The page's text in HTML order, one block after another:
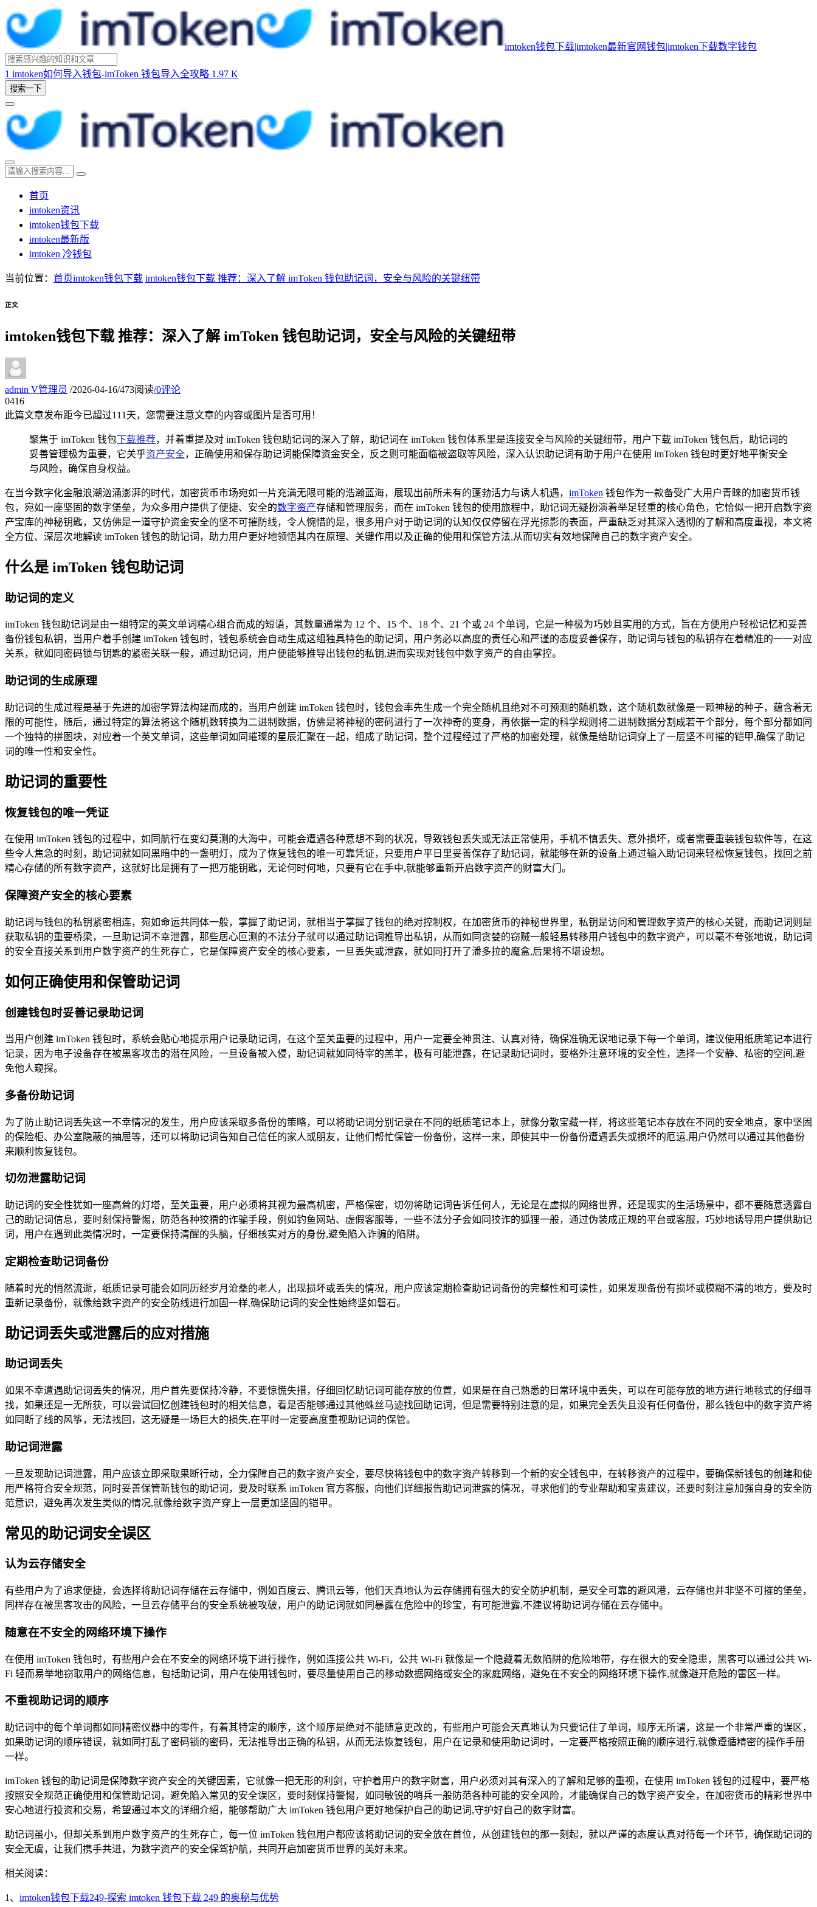
imtoken钱包下载|imtoken最新官网钱包|imtoken下载数字钱包
1 imtoken如何导入钱包-imToken 钱包导入全攻略 1.97 K
搜索一下
首页
imtoken资讯
imtoken钱包下载
imtoken最新版
imtoken 冷钱包
当前位置： 首页imtoken钱包下载 imtoken钱包下载 推荐：深入了解 imToken 钱包助记词，安全与风险的关键纽带
正文
imtoken钱包下载 推荐：深入了解 imToken 钱包助记词，安全与风险的关键纽带
admin V管理员 /2026-04-16/473阅读/0评论
0416
此篇文章发布距今已超过111 天，您需要注意文章的内容或图片是否可用！
聚焦于 imToken 钱包下载推荐，并着重提及对 imToken 钱包助记词的深入了解，助记词在 imToken 钱包体系里是连接安全与风险的关键纽带，用户下载 imToken 钱包后，助记词的
妥善管理极为重要，它关乎资产安全，正确使用和保存助记词能保障资金安全，反之则可能面临被盗取等风险，深入认识助记词有助于用户在使用 imToken 钱包时更好地平衡安全
与风险，确保自身权益。
在当今数字化金融浪潮汹涌澎湃的时代，加密货币市场宛如一片充满无限可能的浩瀚蓝海，展现出前所未有的蓬勃活力与诱人机遇， imToken 钱包作为一款备受广大用户青睐的加密货币钱
包，宛如一座坚固的数字堡垒，为众多用户提供了便捷、安全的数字资产存储和管理服务，而在 imToken 钱包的使用旅程中，助记词无疑扮演着举足轻重的核心角色，它恰似一把开启数字资
产宝库的神秘钥匙，又仿佛是一道守护资金安全的坚不可摧防线，令人惋惜的是，很多用户对于助记词的认知仅仅停留在浮光掠影的表面，严重缺乏对其深入透彻的了解和高度重视，本文将
全方位、深层次地解读 imToken 钱包的助记词，助力用户更好地领悟其内在原理、关键作用以及正确的使用和保管方法,从而切实有效地保障自己的数字资产安全。
什么是 imToken 钱包助记词
助记词的定义
imToken 钱包助记词是由一组特定的英文单词精心组合而成的短语，其数量通常为 12 个、15 个、18 个、21 个或 24 个单词，它是一种极为巧妙且实用的方式，旨在方便用户轻松记忆和妥善
备份钱包私钥，当用户着手创建 imToken 钱包时，钱包系统会自动生成这组独具特色的助记词，用户务必以高度的责任心和严谨的态度妥善保存，助记词与钱包的私钥存在着精准的一一对应
关系，就如同密码锁与钥匙的紧密关联一般，通过助记词，用户便能够推导出钱包的私钥,进而实现对钱包中数字资产的自由掌控。
助记词的生成原理
助记词的生成过程是基于先进的加密学算法构建而成的，当用户创建 imToken 钱包时，钱包会率先生成一个完全随机且绝对不可预测的随机数，这个随机数就像是一颗神秘的种子，蕴含着无
限的可能性，随后，通过特定的算法将这个随机数转换为二进制数据，仿佛是将神秘的密码进行了一次神奇的变身，再依据一定的科学规则将二进制数据分割成若干个部分，每个部分都如同
一个独特的拼图块，对应着一个英文单词，这些单词如同璀璨的星辰汇聚在一起，组成了助记词，整个过程经过了严格的加密处理，就像是给助记词穿上了一层坚不可摧的铠甲,确保了助记
词的唯一性和安全性。
助记词的重要性
恢复钱包的唯一凭证
在使用 imToken 钱包的过程中，如同航行在变幻莫测的大海中，可能会遭遇各种意想不到的状况，导致钱包丢失或无法正常使用，手机不慎丢失、意外损坏，或者需要重装钱包软件等，在这
些令人焦急的时刻，助记词就如同黑暗中的一盏明灯，成为了恢复钱包的唯一可靠凭证，只要用户平日里妥善保存了助记词，就能够在新的设备上通过输入助记词来轻松恢复钱包，找回之前
精心存储的所有数字资产，这就好比是拥有了一把万能钥匙，无论何时何地，只要有它在手中,就能够重新开启数字资产的财富大门。
保障资产安全的核心要素
助记词与钱包的私钥紧密相连，宛如命运共同体一般，掌握了助记词，就相当于掌握了钱包的绝对控制权，在加密货币的神秘世界里，私钥是访问和管理数字资产的核心关键，而助记词则是
获取私钥的重要桥梁，一旦助记词不幸泄露，那些居心叵测的不法分子就可以通过助记词推导出私钥，从而如同贪婪的窃贼一般轻易转移用户钱包中的数字资产，可以毫不夸张地说，助记词
的安全直接关系到用户数字资产的生死存亡，它是保障资产安全的核心要素，一旦丢失或泄露，就如同打开了潘多拉的魔盒,后果将不堪设想。
如何正确使用和保管助记词
创建钱包时妥善记录助记词
当用户创建 imToken 钱包时，系统会贴心地提示用户记录助记词，在这个至关重要的过程中，用户一定要全神贯注、认真对待，确保准确无误地记录下每一个单词，建议使用纸质笔记本进行
记录，因为电子设备存在被黑客攻击的潜在风险，一旦设备被入侵，助记词就如同待宰的羔羊，极有可能泄露，在记录助记词时，要格外注意环境的安全性，选择一个安静、私密的空间,避
免他人窥探。
多备份助记词
为了防止助记词丢失这一不幸情况的发生，用户应该采取多备份的策略，可以将助记词分别记录在不同的纸质笔记本上，就像分散宝藏一样，将这些笔记本存放在不同的安全地点，家中坚固
的保险柜、办公室隐蔽的抽屉等，还可以将助记词告知自己信任的家人或朋友，让他们帮忙保管一份备份，这样一来，即使其中一份备份遭遇丢失或损坏的厄运,用户仍然可以通过其他备份
来顺利恢复钱包。
切勿泄露助记词
助记词的安全性犹如一座高耸的灯塔，至关重要，用户必须将其视为最高机密，严格保密，切勿将助记词告诉任何人，无论是在虚拟的网络世界，还是现实的生活场景中，都不要随意透露自
己的助记词信息，要时刻保持警惕，防范各种狡猾的诈骗手段，例如钓鱼网站、虚假客服等，一些不法分子会如同狡诈的狐狸一般，通过伪装成正规的平台或客服，巧妙地诱导用户提供助记
词，用户在遇到此类情况时，一定要保持清醒的头脑，仔细核实对方的身份,避免陷入诈骗的陷阱。
定期检查助记词备份
随着时光的悄然流逝，纸质记录可能会如同历经岁月沧桑的老人，出现损坏或丢失的情况，用户应该定期检查助记词备份的完整性和可读性，如果发现备份有损坏或模糊不清的地方，要及时
重新记录备份，就像给数字资产的安全防线进行加固一样,确保助记词的安全性始终坚如磐石。
助记词丢失或泄露后的应对措施
助记词丢失
如果不幸遭遇助记词丢失的情况，用户首先要保持冷静，不要惊慌失措，仔细回忆助记词可能存放的位置，如果是在自己熟悉的日常环境中丢失，可以在可能存放的地方进行地毯式的仔细寻
找，如果还是一无所获，可以尝试回忆创建钱包时的相关信息，看是否能够通过其他蛛丝马迹找回助记词，但是需要特别注意的是，如果完全丢失且没有任何备份，那么钱包中的数字资产将
如同断了线的风筝，无法找回，这无疑是一场巨大的损失,在平时一定要高度重视助记词的保管。
助记词泄露
一旦发现助记词泄露，用户应该立即采取果断行动，全力保障自己的数字资产安全，要尽快将钱包中的数字资产转移到一个新的安全钱包中，在转移资产的过程中，要确保新钱包的创建和使
用严格符合安全规范，同时妥善保管新钱包的助记词，要及时联系 imToken 官方客服，向他们详细报告助记词泄露的情况，寻求他们的专业帮助和宝贵建议，还要时刻注意加强自身的安全防
范意识，避免再次发生类似的情况,就像给数字资产穿上一层更加坚固的铠甲。
常见的助记词安全误区
认为云存储安全
有些用户为了追求便捷，会选择将助记词存储在云存储中，例如百度云、腾讯云等，他们天真地认为云存储拥有强大的安全防护机制，是安全可靠的避风港，云存储也并非坚不可摧的堡垒，
同样存在被黑客攻击的风险，一旦云存储平台的安全系统被攻破，用户的助记词就如同暴露在危险中的珍宝，有可能泄露,不建议将助记词存储在云存储中。
随意在不安全的网络环境下操作
在使用 imToken 钱包时，有些用户会在不安全的网络环境下进行操作，例如连接公共 Wi-Fi，公共 Wi-Fi 就像是一个隐藏着无数陷阱的危险地带，存在很大的安全隐患，黑客可以通过公共 Wi-
Fi 轻而易举地窃取用户的网络信息，包括助记词，用户在使用钱包时，要尽量使用自己的移动数据网络或安全的家庭网络，避免在不安全的网络环境下操作,就像避开危险的雷区一样。
不重视助记词的顺序
助记词中的每个单词都如同精密仪器中的零件，有着其特定的顺序，这个顺序是绝对不能随意更改的，有些用户可能会天真地认为只要记住了单词，顺序无所谓，这是一个非常严重的误区，
如果助记词的顺序错误，就如同打乱了密码锁的密码，无法推导出正确的私钥，从而无法恢复钱包，用户在记录和使用助记词时，一定要严格按照正确的顺序进行,就像遵循精密的操作手册
一样。
imToken 钱包的助记词是保障数字资产安全的关键因素，它就像一把无形的利剑，守护着用户的数字财富，用户必须对其有深入的了解和足够的重视，在使用 imToken 钱包的过程中，要严格
按照安全规范正确使用和保管助记词，避免陷入常见的安全误区，要时刻保持警惕，如同敏锐的哨兵一般防范各种可能的安全风险，才能确保自己的数字资产安全，在加密货币的精彩世界中
安心地进行投资和交易，希望通过本文的详细介绍，能够帮助广大 imToken 钱包用户更好地保护自己的助记词,守护好自己的数字财富。
助记词虽小，但却关系到用户数字资产的生死存亡，每一位 imToken 钱包用户都应该将助记词的安全放在首位，从创建钱包的那一刻起，就以严谨的态度认真对待每一个环节，确保助记词的
安全无虞，让我们携手共进，为数字资产的安全保驾护航，共同开启加密货币世界的美好未来。
相关阅读：
1、 imtoken钱包下载249-探索 imtoken 钱包下载 249 的奥秘与优势